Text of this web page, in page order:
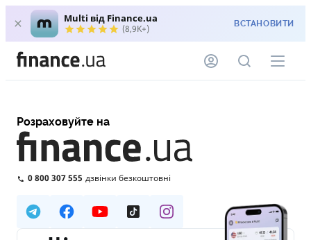
Multi від Finance.ua
(8,9K+) ВСТАНОВИТИ
Розраховуйте на
0 800 307 555 дзвінки безкоштовні